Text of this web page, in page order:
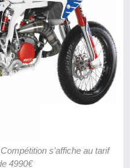
s'affiche au tarif
4990€